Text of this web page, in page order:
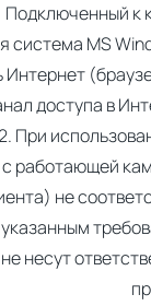
Подключенный к
система MS
Интернет
доступа в
При
работающей
не